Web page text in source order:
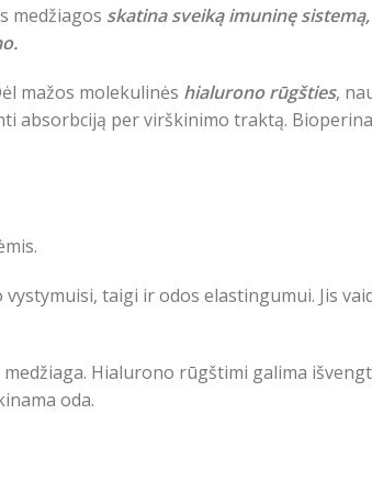
medžiagos skatina sveiką imuninę
mažos molekulinės hialurono rūgšties,
absorbciją per virškinimo traktą.
taigi ir odos elastingumui. Jis
Hialurono rūgštimi galima
oda.